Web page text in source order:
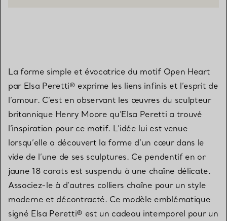
La forme simple et évocatrice du motif Open Heart
par Elsa Peretti® exprime les liens infinis et l’esprit de
l’amour. C’est en observant les œuvres du sculpteur
britannique Henry Moore qu’Elsa Peretti a trouvé
l’inspiration pour ce motif. L’idée lui est venue
lorsqu’elle a découvert la forme d’un cœur dans le
vide de l’une de ses sculptures. Ce pendentif en or
jaune 18 carats est suspendu à une chaîne délicate.
Associez-le à d’autres colliers chaîne pour un style
moderne et décontracté. Ce modèle emblématique
signé Elsa Peretti® est un cadeau intemporel pour un